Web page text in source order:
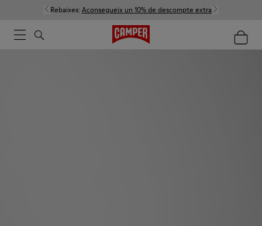
Rebaixes: Aconsegueix un 10% de descompte extra